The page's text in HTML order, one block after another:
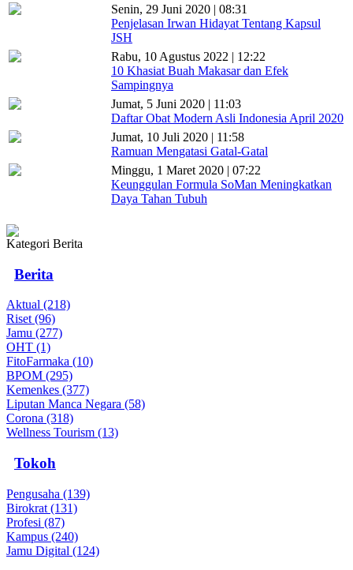
Senin, 29 Juni 2020 | 08:31
Penjelasan Irwan Hidayat Tentang Kapsul
JSH
Rabu, 10 Agustus 2022 | 12:22
10 Khasiat Buah Makasar dan Efek
Sampingnya
Jumat, 5 Juni 2020 | 11:03
Daftar Obat Modern Asli Indonesia April 2020
Jumat, 10 Juli 2020 | 11:58
Ramuan Mengatasi Gatal-Gatal
Minggu, 1 Maret 2020 | 07:22
Keunggulan Formula SoMan Meningkatkan
Daya Tahan Tubuh
Kategori Berita
Berita
Aktual (218)
Riset (96)
Jamu (277)
OHT (1)
FitoFarmaka (10)
BPOM (295)
Kemenkes (377)
Liputan Manca Negara (58)
Corona (318)
Wellness Tourism (13)
Tokoh
Pengusaha (139)
Birokrat (131)
Profesi (87)
Kampus (240)
Jamu Digital (124)